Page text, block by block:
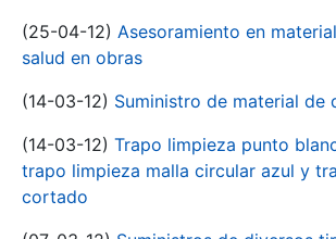
(25-04-12) Asesoramiento en
salud en obras
(14-03-12) Suministro de material de
(14-03-12) Trapo limpieza punto
trapo limpieza malla circular azul y
cortado